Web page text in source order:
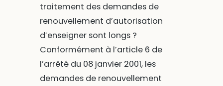
traitement des demandes de
renouvellement d’autorisation
d’enseigner sont longs ?
Conformément à l’article 6 de
l’arrêté du 08 janvier 2001, les
demandes de renouvellement